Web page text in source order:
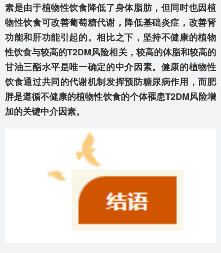
素是由于植物性饮食降低了身体脂肪，但同时也因植
物性饮食可改善葡萄糖代谢，降低基础炎症，改善肾
功能和肝功能引起的。相比之下，坚持不健康的植物
性饮食与较高的T2DM风险相关，较高的体脂和较高的
甘油三酯水平是唯一确定的中介因素。健康的植物性
饮食通过共同的代谢机制发挥预防糖尿病作用，而肥
胖是遵循不健康的植物性饮食的个体罹患T2DM风险增
加的关键中介因素。